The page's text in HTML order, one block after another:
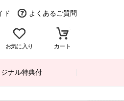
ド よくあるご質問
お気に入り カート
ナル特典付